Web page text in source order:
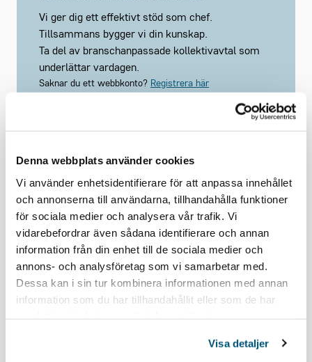
Denna webbplats använder cookies
Vi använder enhetsidentifierare för att anpassa innehållet
och annonserna till användarna, tillhandahålla funktioner
för sociala medier och analysera vår trafik. Vi
vidarebefordrar även sådana identifierare och annan
information från din enhet till de sociala medier och
annons- och analysföretag som vi samarbetar med.
Dessa kan i sin tur kombinera informationen med annan
information som du har tillhandahållit eller som de har
Visa detaljer
Vi ger dig ett effektivt stöd som chef.
Tillsammans bygger vi din kunskap.
Ta del av branschanpassade kollektivavtal som
underlättar vardagen.
Saknar du ett webbkonto? Registrera här
Håll mig inloggad Glömt lösenord?
Logga in
medlemsregistret@grona.org .